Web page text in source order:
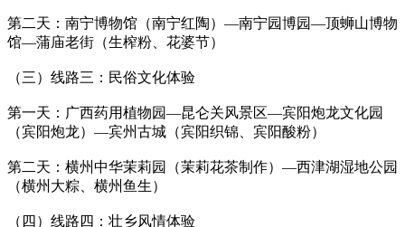
第二天：南宁博物馆（南宁红陶）—南宁园博园—顶蛳山博物
馆—蒲庙老街（生榨粉、花婆节）
（三）线路三：民俗文化体验
第一天：广西药用植物园—昆仑关风景区—宾阳炮龙文化园
（宾阳炮龙）—宾州古城（宾阳织锦、宾阳酸粉）
第二天：横州中华茉莉园（茉莉花茶制作）—西津湖湿地公园
（横州大粽、横州鱼生）
（四）线路四：壮乡风情体验